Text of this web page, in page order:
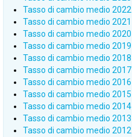
Tasso di cambio medio 2022
Tasso di cambio medio 2021
Tasso di cambio medio 2020
Tasso di cambio medio 2019
Tasso di cambio medio 2018
Tasso di cambio medio 2017
Tasso di cambio medio 2016
Tasso di cambio medio 2015
Tasso di cambio medio 2014
Tasso di cambio medio 2013
Tasso di cambio medio 2012